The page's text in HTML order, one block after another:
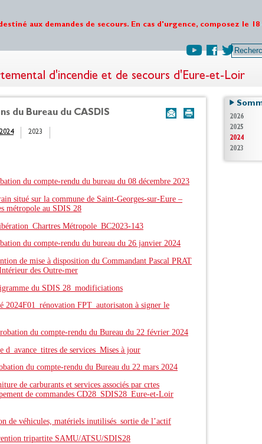
aux demandes de secours. En cas d'urgence, composez le
d'incendie et de secours d'Eure-et-Loir
du Bureau du CASDIS
2024 2023
du compte-rendu du bureau du 08 décembre 2023
situé sur la commune de Saint-Georges-sur-Eure –
métropole au SDIS 28
Métropole_BC2023-143
du compte-rendu du bureau du 26 janvier 2024
de mise à disposition du Commandant Pascal PRAT
des Outre-mer
du SDIS 28_modificiations
2024F01_rénovation FPT_autorisaton à signer le
du compte-rendu du Bureau du 22 février 2024
d_avance_titres de services_Mises à jour
du compte-rendu du Bureau du 22 mars 2024
de carburants et services associés par crtes
de commandes CD28_SDIS28_Eure-et-Loir
de véhicules, matériels inutilisés_sortie de l’actif
tripartite SAMU/ATSU/SDIS28
2026
2025
2024
2023